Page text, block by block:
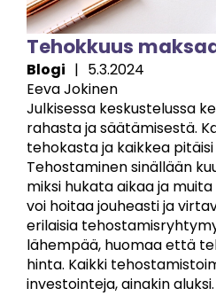
Tehokkuus
Blogi | 5.3.2024
Eeva Jokinen
Julkisessa keskustelussa
rahasta ja säätämisestä.
tehokasta ja kaikkea
Tehostaminen sinällään
miksi hukata aikaa ja
voi hoitaa jouheasti ja
erilaisia
lähempää, huomaa että
hinta. Kaikki
investointeja, ainakin aluksi.